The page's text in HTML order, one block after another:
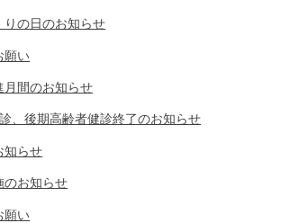
りの日のお知らせ
願い
月間のお知らせ
、後期高齢者健診終了のお知らせ
知らせ
のお知らせ
願い